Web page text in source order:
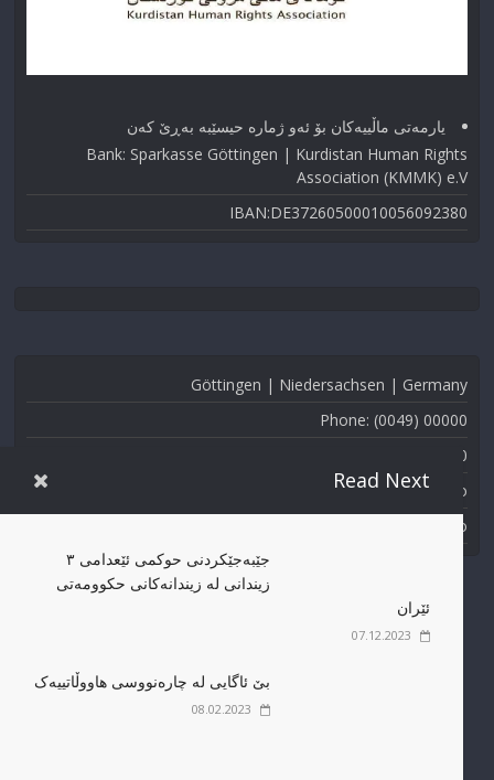
یارمەتی ماڵییەکان بۆ ئەو ژماره حیسێبە بەڕێ کەن
Bank: Sparkasse Göttingen | Kurdistan Human Rights
Association (KMMK) e.V
IBAN:DE37260500010056092380
Göttingen | Niedersachsen | Germany
Phone: (0049) 00000
Fax: (0049) 000-000
Email: info@kmmk.info
Website: www.kmmk.info
مافی پاراستنی کۆپی ڕایت بۆ کۆمەڵەی مافی مرۆڤی کوردستان
پارێزراوە.
Read Next
جێبەجێکردنی حوکمی ئێعدامی ٣
زیندانی لە زیندانەکانی حکوومەتی
ئێران
07.12.2023
بێ ئاگایی لە چارەنووسی هاووڵاتییەک
08.02.2023